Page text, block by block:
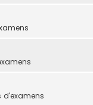
d'examens